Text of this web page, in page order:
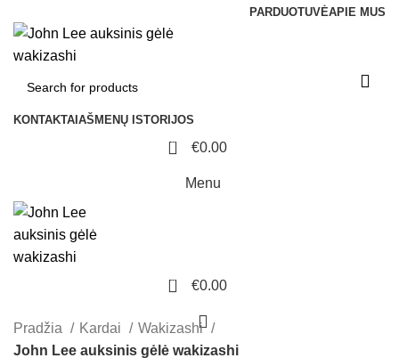
PARDUOTUVĖAPIE MUS
KONTAKTAI AŠMENŲ ISTORIJOS
0 €0.00
Menu
0 €0.00
Pradžia Kardai
Wakizashi
John Lee auksinis gėlė wakizashi